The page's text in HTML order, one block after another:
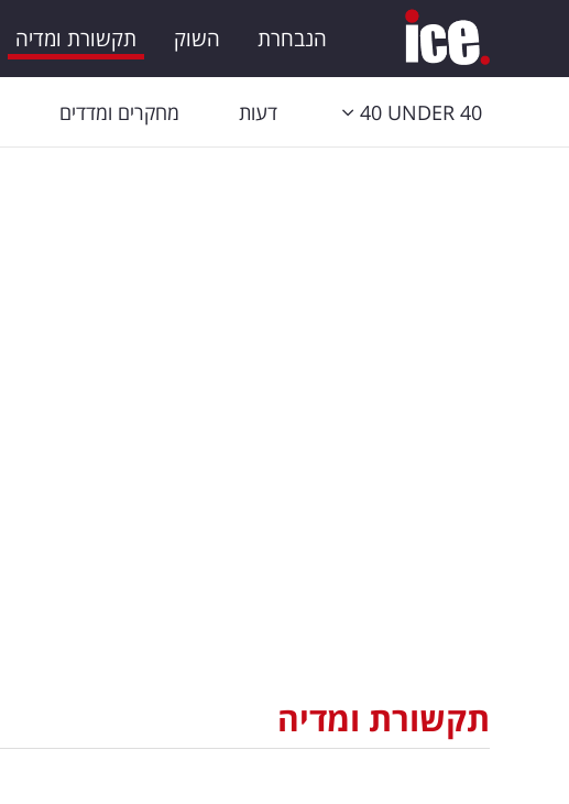
הנבחרת השוק תקשורת ומדיה
40 UNDER 40 דעות מחקרים ומדדים
תקשורת ומדיה